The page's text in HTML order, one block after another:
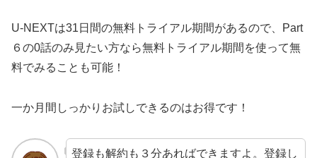
U-NEXTは31日間の無料トライアル期間があるので、Part
６の0話のみ見たい方なら無料トライアル期間を使って無
料でみることも可能！
一か月間しっかりお試しできるのはお得です！
登録も解約も３分あればできますよ。登録し